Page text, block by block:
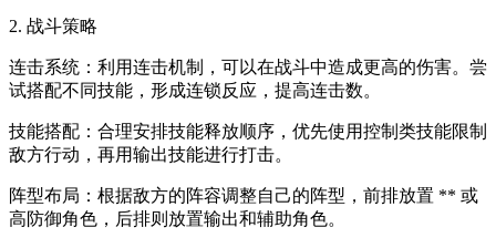
2. 战斗策略
连击系统：利用连击机制，可以在战斗中造成更高的伤害。尝
试搭配不同技能，形成连锁反应，提高连击数。
技能搭配：合理安排技能释放顺序，优先使用控制类技能限制
敌方行动，再用输出技能进行打击。
阵型布局：根据敌方的阵容调整自己的阵型，前排放置 ** 或
高防御角色，后排则放置输出和辅助角色。